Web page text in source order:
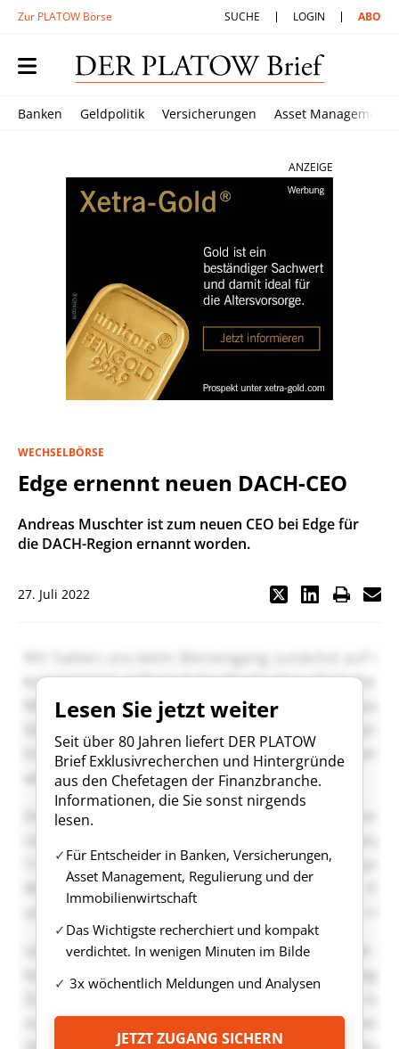
Zur PLATOW Börse SUCHE LOGIN ABO
Banken Geldpolitik Versicherungen Asset Management
ANZEIGE
WECHSELBÖRSE
Edge ernennt neuen DACH-CEO
Andreas Muschter ist zum neuen CEO bei Edge für
die DACH-Region ernannt worden.
27. Juli 2022
Lesen Sie jetzt weiter
Seit über 80 Jahren liefert DER PLATOW
Brief Exklusivrecherchen und Hintergründe
aus den Chefetagen der Finanzbranche.
Informationen, die Sie sonst nirgends
lesen.
Für Entscheider in Banken, Versicherungen,
Asset Management, Regulierung und der
Immobilienwirtschaft
Das Wichtigste recherchiert und kompakt
verdichtet. In wenigen Minuten im Bilde
3x wöchentlich Meldungen und Analysen
JETZT ZUGANG SICHERN